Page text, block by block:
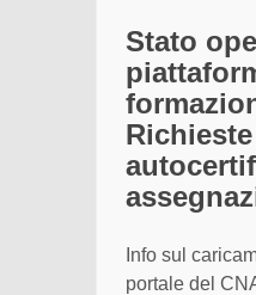
Stato
Info sul
portale del